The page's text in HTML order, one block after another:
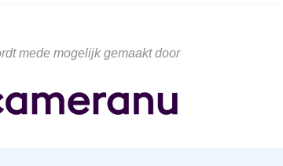
mede mogelijk gemaakt door